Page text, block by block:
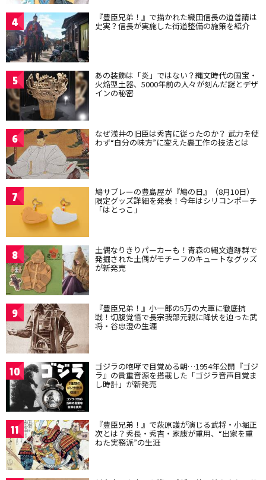
4 『豊臣兄弟！』で描かれた織田信長の道普請は
史実？信長が実施した街道整備の施策を紹介
5 あの装飾は「炎」ではない？縄文時代の国宝・
火焔型土器、5000年前の人々が刻んだ謎とデザ
インの秘密
6 なぜ浅井の旧臣は秀吉に従ったのか？ 武力を使
わず“自分の味方”に変えた裏工作の技法とは
7 鳩サブレーの豊島屋が『鳩の日』（8月10日）
限定グッズ詳細を発表！今年はシリコンポーチ
「はとっこ」
8 土偶なりきりパーカーも！青森の縄文遺跡群で
発掘された土偶がモチーフのキュートなグッズ
が新発売
9 『豊臣兄弟！』小一郎の5万の大軍に徹底抗
戦！切腹覚悟で長宗我部元親に降伏を迫った武
将・谷忠澄の生涯
10 ゴジラの咆哮で目覚める朝…1954年公開『ゴジ
ラ』の貴重音源を搭載した「ゴジラ音声目覚ま
し時計」が新発売
11 『豊臣兄弟！』で萩原護が演じる武将・小堀正
次とは？秀長・秀吉・家康が重用、“出家を重
ねた実務派”の生涯